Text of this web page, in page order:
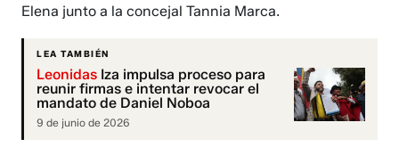
Elena junto a la concejal Tannia Marca.
LEA TAMBIÉN
Leonidas Iza impulsa proceso para
reunir firmas e intentar revocar el
mandato de Daniel Noboa
9 de junio de 2026